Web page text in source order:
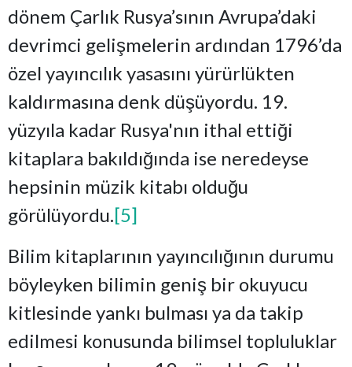
dönem Çarlık Rusya’sının Avrupa’daki
devrimci gelişmelerin ardından 1796’da
özel yayıncılık yasasını yürürlükten
kaldırmasına denk düşüyordu. 19.
yüzyıla kadar Rusya'nın ithal ettiği
kitaplara bakıldığında ise neredeyse
hepsinin müzik kitabı olduğu
görülüyordu.[5]
Bilim kitaplarının yayıncılığının durumu
böyleyken bilimin geniş bir okuyucu
kitlesinde yankı bulması ya da takip
edilmesi konusunda bilimsel topluluklar